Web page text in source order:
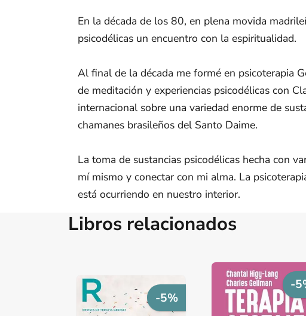
En la década de los 80, en plena movida
psicodélicas un encuentro con la espiritualidad.
Al final de la década me formé en psicoterapia
de meditación y experiencias psicodélicas con
internacional sobre una variedad enorme de
chamanes brasileños del Santo Daime.
La toma de sustancias psicodélicas hecha con
mí mismo y conectar con mi alma. La
está ocurriendo en nuestro interior.
Libros relacionados
-5%
-